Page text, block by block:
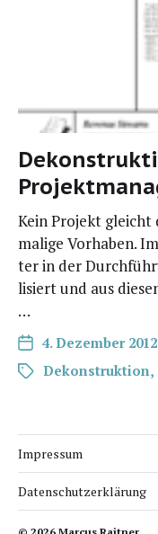
Kein Pro­jekt
ma­li­ge Vor­ha­ben.
ter in der
li­siert und aus
…
4. Dezember 2012
Dekonstruktion,
Impressum
Datenschutzerklärung
© 2026 Marcus Raitner